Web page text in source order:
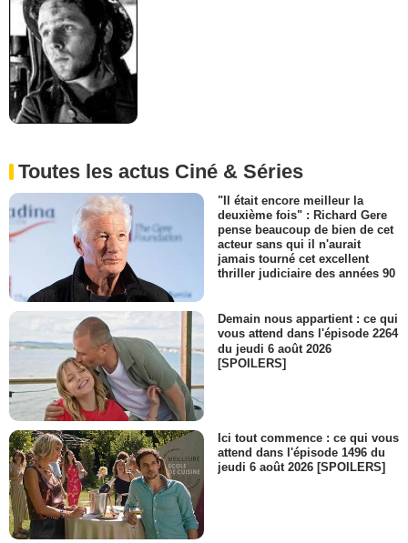
Toutes les actus Ciné & Séries
"Il était encore meilleur la
deuxième fois" : Richard Gere
pense beaucoup de bien de cet
acteur sans qui il n'aurait
jamais tourné cet excellent
thriller judiciaire des années 90
Demain nous appartient : ce qui
vous attend dans l'épisode 2264
du jeudi 6 août 2026
[SPOILERS]
Ici tout commence : ce qui vous
attend dans l'épisode 1496 du
jeudi 6 août 2026 [SPOILERS]